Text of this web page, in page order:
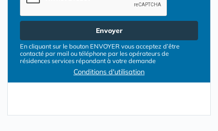
Envoyer
En cliquant sur le bouton ENVOYER vous acceptez d’être
contacté par mail ou téléphone par les opérateurs de
résidences services répondant à votre demande
Conditions d'utilisation